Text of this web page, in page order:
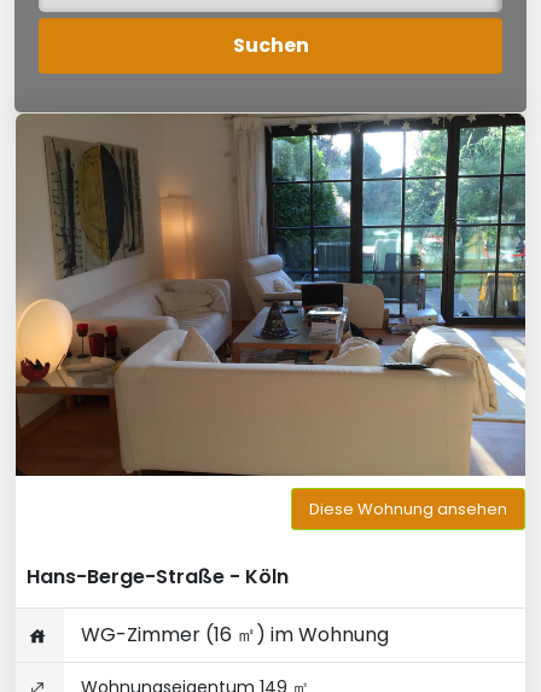
Diese Wohnung ansehen
Hans-Berge-Straße - Köln
WG-Zimmer (16 ㎡) im Wohnung
Wohnungseigentum 149 ㎡